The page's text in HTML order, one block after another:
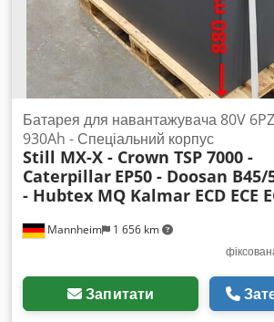
Mannheim 1 656 km
Батарея для навантажувача 80V
930Ah - Спеціальний корпус
Still MX-X - Crown TSP 7000 -
Caterpillar EP50 - Doosan B45/
- Hubtex MQ Kalmar ECD ECE
Запитати